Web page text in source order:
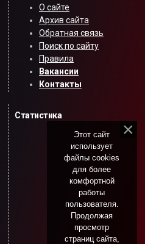
О сайте
Архив сайта
Обратная связь
Поиск по сайту
Правила
Вакансии
Контакты
Статистика
Этот сайт
использует
файлы cookies
для более
комфортной
работы
пользователя.
Продолжая
просмотр
страниц сайта,